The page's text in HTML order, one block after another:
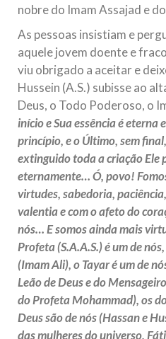
nobre do Imam Assajad e
As pessoas insistiam e
aquele jovem doente e
viu obrigado a aceitar e
Hussein (A.S.) subisse ao
Deus, o Todo Poderoso, o
início e Sua essência é eterna
princípio, e o Último, sem
extinguido toda a criação Ele
eternamente… Ó, povo!
virtudes, sabedoria,
valentia e com o afeto do
nós… E somos ainda mais
Profeta (S.A.A.S.) é um de
(Imam Ali), o Tayar é um de
Leão de Deus e do
do Profeta Mohammad), os
Deus são de nós (Hassan e
das mulheres do universo,